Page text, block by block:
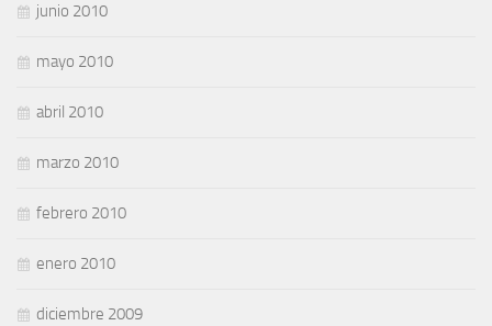
junio 2010
mayo 2010
abril 2010
marzo 2010
febrero 2010
enero 2010
diciembre 2009